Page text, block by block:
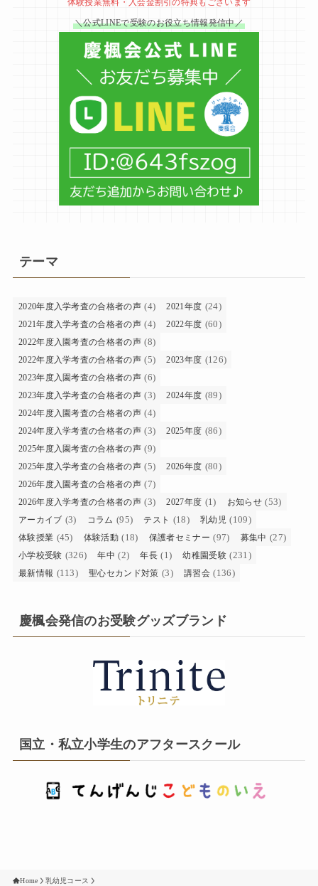
体験授業無料・入会金割引の特典もございます
＼公式LINEで受験のお役立ち情報発信中／
テーマ
2020年度入学考査の合格者の声 (4) 2021年度 (24)
2021年度入学考査の合格者の声 (4) 2022年度 (60)
2022年度入園考査の合格者の声 (8)
2022年度入学考査の合格者の声 (5) 2023年度 (126)
2023年度入園考査の合格者の声 (6)
2023年度入学考査の合格者の声 (3) 2024年度 (89)
2024年度入園考査の合格者の声 (4)
2024年度入学考査の合格者の声 (3) 2025年度 (86)
2025年度入園考査の合格者の声 (9)
2025年度入学考査の合格者の声 (5) 2026年度 (80)
2026年度入園考査の合格者の声 (7)
2026年度入学考査の合格者の声 (3) 2027年度 (1) お知らせ (53)
アーカイブ (3) コラム (95) テスト (18) 乳幼児 (109)
体験授業 (45) 体験活動 (18) 保護者セミナー (97) 募集中 (27)
小学校受験 (326) 年中 (2) 年長 (1) 幼稚園受験 (231)
最新情報 (113) 聖心セカンド対策 (3) 講習会 (136)
慶楓会発信のお受験グッズブランド
国立・私立小学生のアフタースクール
Home 乳幼児コース